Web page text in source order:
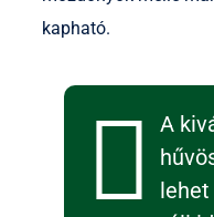
kapható.
A